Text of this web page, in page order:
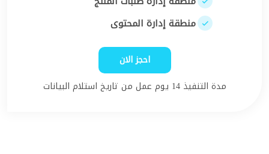
منطقة إدارة المحتوى
احجز الان
مدة التنفيذ 14 يوم عمل من تاريخ استلام البيانات